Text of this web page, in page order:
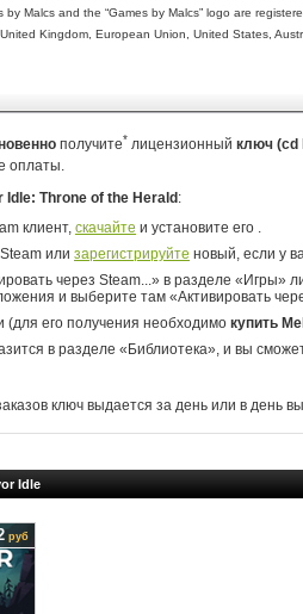
by Malcs and the “Games by Malcs” logo are
Kingdom, European Union, United States,
получите* лицензионный ключ (cd
оплаты.
Idle: Throne of the Herald :
клиент, скачайте и установите его .
или зарегистрируйте новый, если у
через Steam...» в разделе «Игры»
и выберите там «Активировать
(для его получения необходимо купить
в разделе «Библиотека», и вы
ключ выдается за день или в день
Idle
руб